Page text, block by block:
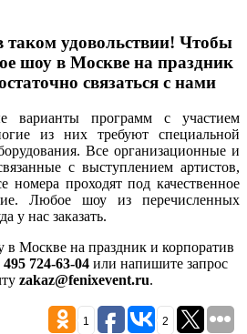
таком удовольствии! Чтобы
шоу в Москве на праздник
связаться с нами
варианты программ с участием
из них требуют специальной
Все организационные и
с выступлением артистов,
номера проходят под качественное
Любое шоу из перечисленных
у нас заказать.
в Москве на праздник и корпоратив
495 724-63-04 или напишите запрос
zakaz@fenixevent.ru.
1 2